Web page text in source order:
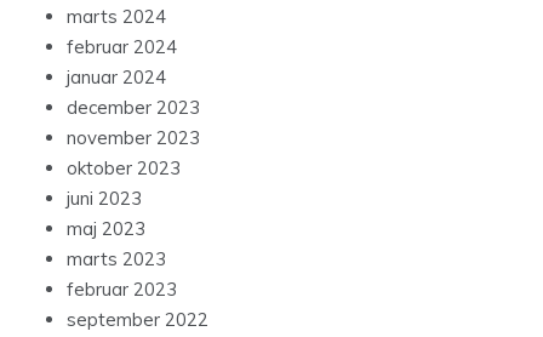
marts 2024
februar 2024
januar 2024
december 2023
november 2023
oktober 2023
juni 2023
maj 2023
marts 2023
februar 2023
september 2022